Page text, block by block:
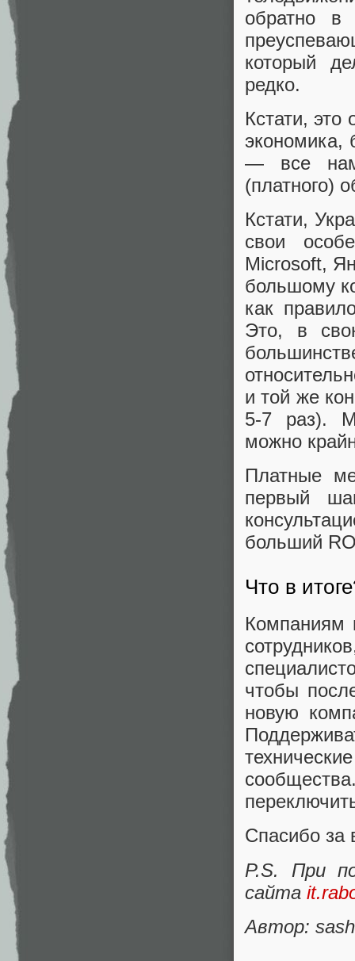
обратно в
который
редко.
Кстати,
экономика,
— все
(платного)
Кстати,
свои
Microsoft,
большому
как
Это, в
и той же
5-7 раз).
можно
Платные
первый
больший
Что в
Компаниям
чтобы
новую
Спасибо за
P.S. При
сайта
Автор: